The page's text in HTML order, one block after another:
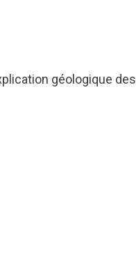
géologique des